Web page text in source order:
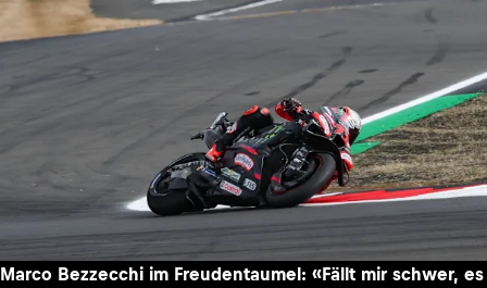
Marco Bezzecchi im Freudentaumel: «Fällt mir schwer, es